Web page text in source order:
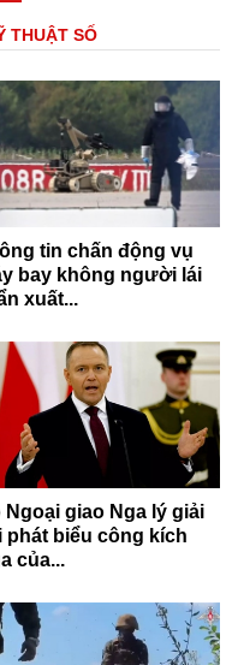
THUẬT SỐ
tin chấn động vụ
bay không người lái
xuất...
Ngoại giao Nga lý giải
phát biểu công kích
của...